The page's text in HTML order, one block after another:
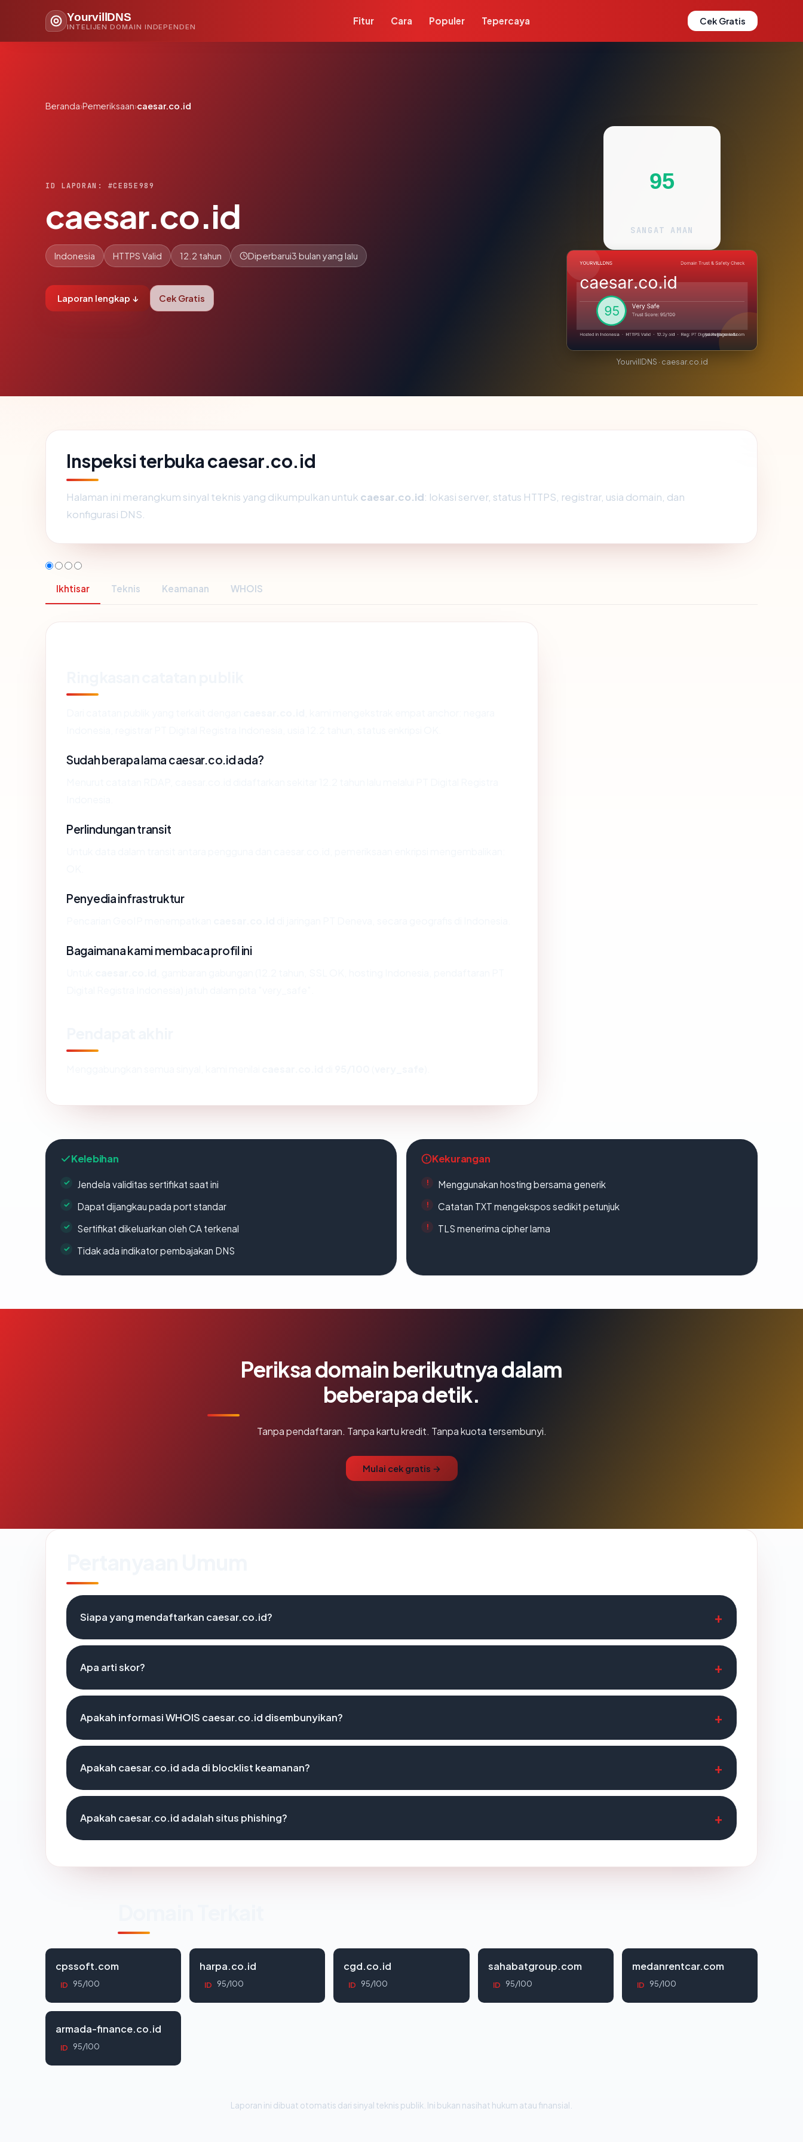
YourvillDNS
INTELIJEN DOMAIN INDEPENDEN
Fitur Cara Populer Tepercaya Cek Gratis
Beranda›Pemeriksaan›caesar.co.id
ID LAPORAN: #CEB5E989
caesar.co.id
Indonesia HTTPS Valid 12.2 tahun Diperbarui3 bulan yang lalu
Laporan lengkap ↓ Cek Gratis
95
SANGAT AMAN
YourvillDNS · caesar.co.id
Inspeksi terbuka caesar.co.id
Halaman ini merangkum sinyal teknis yang dikumpulkan untuk caesar.co.id: lokasi server, status HTTPS, registrar, usia domain, dan
konfigurasi DNS.
Ikhtisar Teknis Keamanan WHOIS
Sudah berapa lama caesar.co.id ada?
Perlindungan transit
Penyedia infrastruktur
Bagaimana kami membaca profil ini
Kelebihan
Jendela validitas sertifikat saat ini
Dapat dijangkau pada port standar
Sertifikat dikeluarkan oleh CA terkenal
Tidak ada indikator pembajakan DNS
Kekurangan
Menggunakan hosting bersama generik
Catatan TXT mengekspos sedikit petunjuk
TLS menerima cipher lama
Periksa domain berikutnya dalam
beberapa detik.
Tanpa pendaftaran. Tanpa kartu kredit. Tanpa kuota tersembunyi.
Mulai cek gratis →
Siapa yang mendaftarkan caesar.co.id?
Apa arti skor?
Apakah informasi WHOIS caesar.co.id disembunyikan?
Apakah caesar.co.id ada di blocklist keamanan?
Apakah caesar.co.id adalah situs phishing?
cpssoft.com
ID 95/100
harpa.co.id
ID 95/100
cgd.co.id
ID 95/100
sahabatgroup.com
ID 95/100
medanrentcar.com
ID 95/100
armada-finance.co.id
ID 95/100
Laporan ini dibuat otomatis dari sinyal teknis publik. Ini bukan nasihat hukum atau finansial.